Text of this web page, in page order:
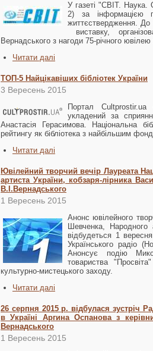
У газеті "СВІТ.
2) за інформацією
життєствердження.
виставку,
Вернадського з нагоди 75-річного
Читати далі
ТОП-5 Найцікавіших бібліотек України
3 Вересень 2015
Портал Cultprostir.ua
укладений за
Анастасія Герасимова. Національна
рейтингу як бібліотека з найбільшим
Читати далі
Ювілейний творчий вечір Лауреата
артиста України, кобзаря-лірника
В.І.Вернадського
1 Вересень 2015
Анонс ювілейного
Шевченка, Народного
відбудеться 1
Українського радіо
Анонсує подію
товариства
культурно-мистецького заходу.
Читати далі
26 серпня 2015 р. відбулася зустріч
в Україні Аргина Оспанова з
Вернадського
1 Вересень 2015